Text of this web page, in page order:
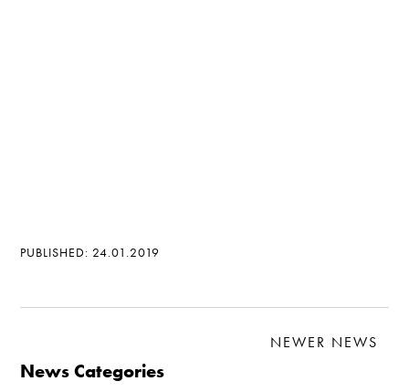
PUBLISHED: 24.01.2019
NEWER NEWS
News Categories